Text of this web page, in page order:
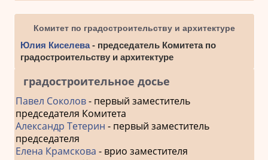
Комитет по градостроительству и архитектуре
Юлия Киселева- председатель Комитета по
градостроительству и архитектуре
градостроительное досье
Павел Соколов- первый заместитель
председателя Комитета
Александр Тетерин - первый заместитель
председателя
Елена Крамскова - врио заместителя